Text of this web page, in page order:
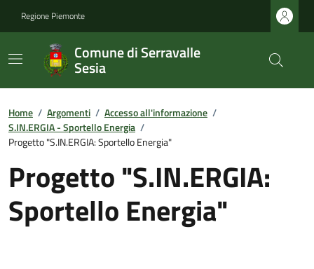
Regione Piemonte
Comune di Serravalle
Sesia
Home / Argomenti / Accesso all'informazione /
S.IN.ERGIA - Sportello Energia /
Progetto "S.IN.ERGIA: Sportello Energia"
Progetto "S.IN.ERGIA:
Sportello Energia"